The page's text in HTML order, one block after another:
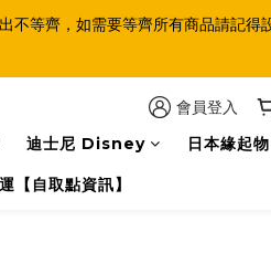
等齊，如需要等齊所有商品請記得
會員登入
迪士尼 Disney 日本緣起
【自取點資訊】